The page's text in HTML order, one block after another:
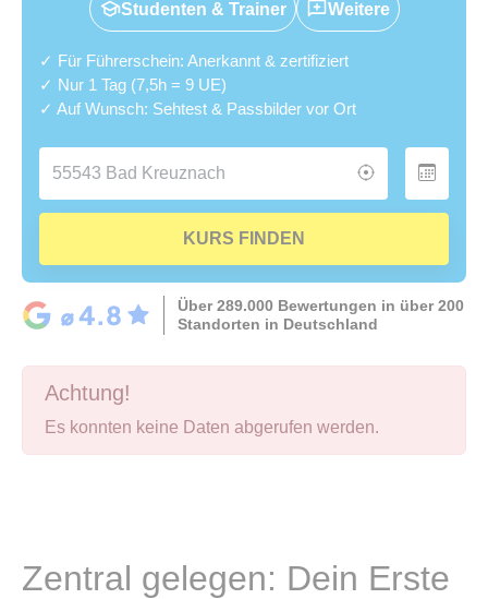
Studenten & Trainer Weitere
✓ Für Führerschein: Anerkannt & zertifiziert
✓ Nur 1 Tag (7,5h = 9 UE)
✓ Auf Wunsch: Sehtest & Passbilder vor Ort
KURS FINDEN
Über 289.000 Bewertungen in über 200
Standorten in Deutschland
Achtung!
Es konnten keine Daten abgerufen werden.
Zentral gelegen: Dein Erste